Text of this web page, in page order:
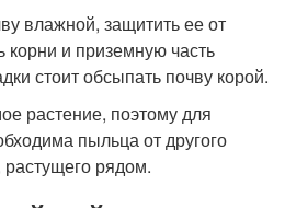
влажной, защитить ее от
и приземную часть
стоит обсыпать почву корой.
растение, поэтому для
пыльца от другого
рядом.